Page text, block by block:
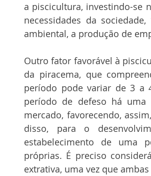
a piscicultura, investindo-se
necessidades da
ambiental, a produção de
Outro fator favorável à
da piracema, que
período pode variar de 3 a
período de defeso há
mercado, favorecendo,
disso, para o
estabelecimento de uma
próprias. É preciso
extrativa, uma vez que